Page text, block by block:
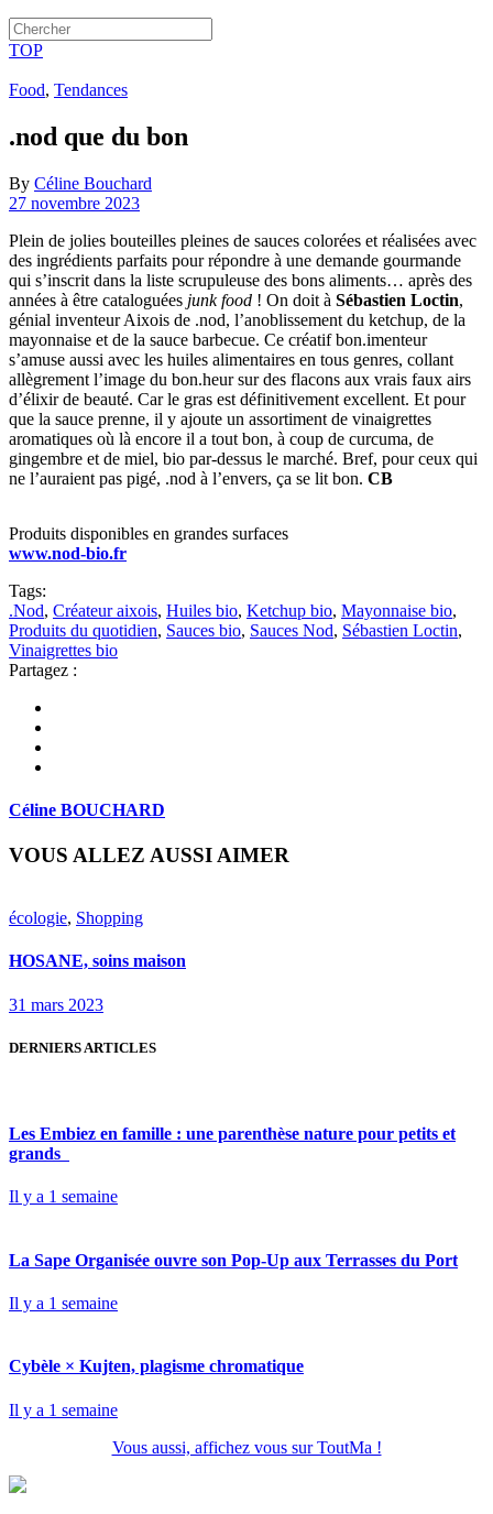
TOP
Food, Tendances
.nod que du bon
By Céline Bouchard
27 novembre 2023
Plein de jolies bouteilles pleines de sauces colorées et réalisées avec
des ingrédients parfaits pour répondre à une demande gourmande
qui s’inscrit dans la liste scrupuleuse des bons aliments… après des
années à être cataloguées junk food ! On doit à Sébastien Loctin,
génial inventeur Aixois de .nod, l’anoblissement du ketchup, de la
mayonnaise et de la sauce barbecue. Ce créatif bon.imenteur
s’amuse aussi avec les huiles alimentaires en tous genres, collant
allègrement l’image du bon.heur sur des flacons aux vrais faux airs
d’élixir de beauté. Car le gras est définitivement excellent. Et pour
que la sauce prenne, il y ajoute un assortiment de vinaigrettes
aromatiques où là encore il a tout bon, à coup de curcuma, de
gingembre et de miel, bio par-dessus le marché. Bref, pour ceux qui
ne l’auraient pas pigé, .nod à l’envers, ça se lit bon. CB
Produits disponibles en grandes surfaces
www.nod-bio.fr
Tags:
.Nod, Créateur aixois, Huiles bio, Ketchup bio, Mayonnaise bio,
Produits du quotidien, Sauces bio, Sauces Nod, Sébastien Loctin,
Vinaigrettes bio
Partagez :
Céline BOUCHARD
VOUS ALLEZ AUSSI AIMER
écologie, Shopping
HOSANE, soins maison
31 mars 2023
DERNIERS ARTICLES
Les Embiez en famille : une parenthèse nature pour petits et
grands
Il y a 1 semaine
La Sape Organisée ouvre son Pop-Up aux Terrasses du Port
Il y a 1 semaine
Cybèle × Kujten, plagisme chromatique
Il y a 1 semaine
Vous aussi, affichez vous sur ToutMa !